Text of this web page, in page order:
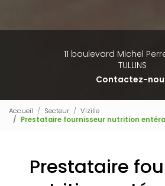
11 boulevard Michel
TULLINS
Contactez-
Accueil Secteur
Vizille
Prestataire fournisseur nutrition
Prestataire